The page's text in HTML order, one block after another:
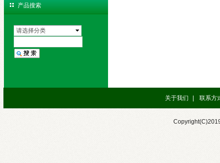
产品搜索
请选择分类
关于我们 联系方